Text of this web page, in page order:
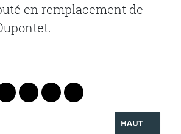
en remplacement de
Mastodon
le profil Bluesky
vers le profil Instagram
Lien vers le profil Linkedin
Lien vers le profil Facebook
Lien vers le profil Twitter
Partager par WhatsApp
HAUT